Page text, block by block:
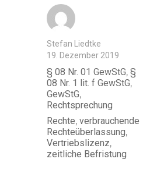
Autor
Stefan Liedtke
Veröffentlicht
am
19. Dezember 2019
Kategorien
§ 08 Nr. 01 GewStG,§
08 Nr. 1 lit. f GewStG,
GewStG,
Rechtsprechung
Schlagwörter
Rechte,verbrauchende
Rechteüberlassung,
Vertriebslizenz,
zeitliche Befristung